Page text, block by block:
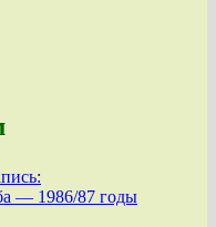
— 1986/87 годы